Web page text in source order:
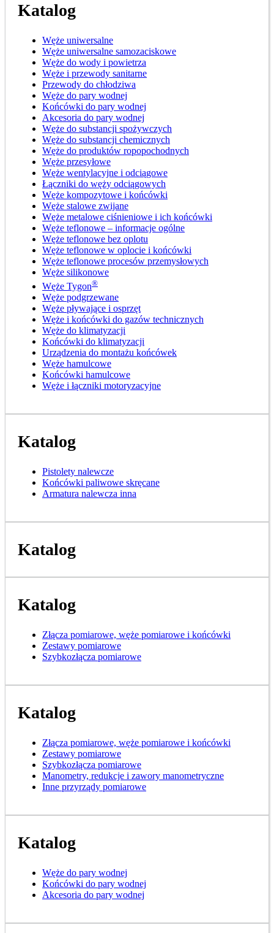
Katalog
Węże uniwersalne
Węże uniwersalne samozaciskowe
Węże do wody i powietrza
Węże i przewody sanitarne
Przewody do chłodziwa
Węże do pary wodnej
Końcówki do pary wodnej
Akcesoria do pary wodnej
Węże do substancji spożywczych
Węże do substancji chemicznych
Węże do produktów ropopochodnych
Węże przesyłowe
Węże wentylacyjne i odciągowe
Łączniki do węży odciągowych
Węże kompozytowe i końcówki
Węże stalowe zwijane
Węże metalowe ciśnieniowe i ich końcówki
Węże teflonowe – informacje ogólne
Węże teflonowe bez oplotu
Węże teflonowe w oplocie i końcówki
Węże teflonowe procesów przemysłowych
Węże silikonowe
Węże Tygon®
Węże podgrzewane
Węże pływające i osprzęt
Węże i końcówki do gazów technicznych
Węże do klimatyzacji
Końcówki do klimatyzacji
Urządzenia do montażu końcówek
Węże hamulcowe
Końcówki hamulcowe
Węże i łączniki motoryzacyjne
Katalog
Pistolety nalewcze
Końcówki paliwowe skręcane
Armatura nalewcza inna
Katalog
Katalog
Złącza pomiarowe, węże pomiarowe i końcówki
Zestawy pomiarowe
Szybkozłącza pomiarowe
Katalog
Złącza pomiarowe, węże pomiarowe i końcówki
Zestawy pomiarowe
Szybkozłącza pomiarowe
Manometry, redukcje i zawory manometryczne
Inne przyrządy pomiarowe
Katalog
Węże do pary wodnej
Końcówki do pary wodnej
Akcesoria do pary wodnej